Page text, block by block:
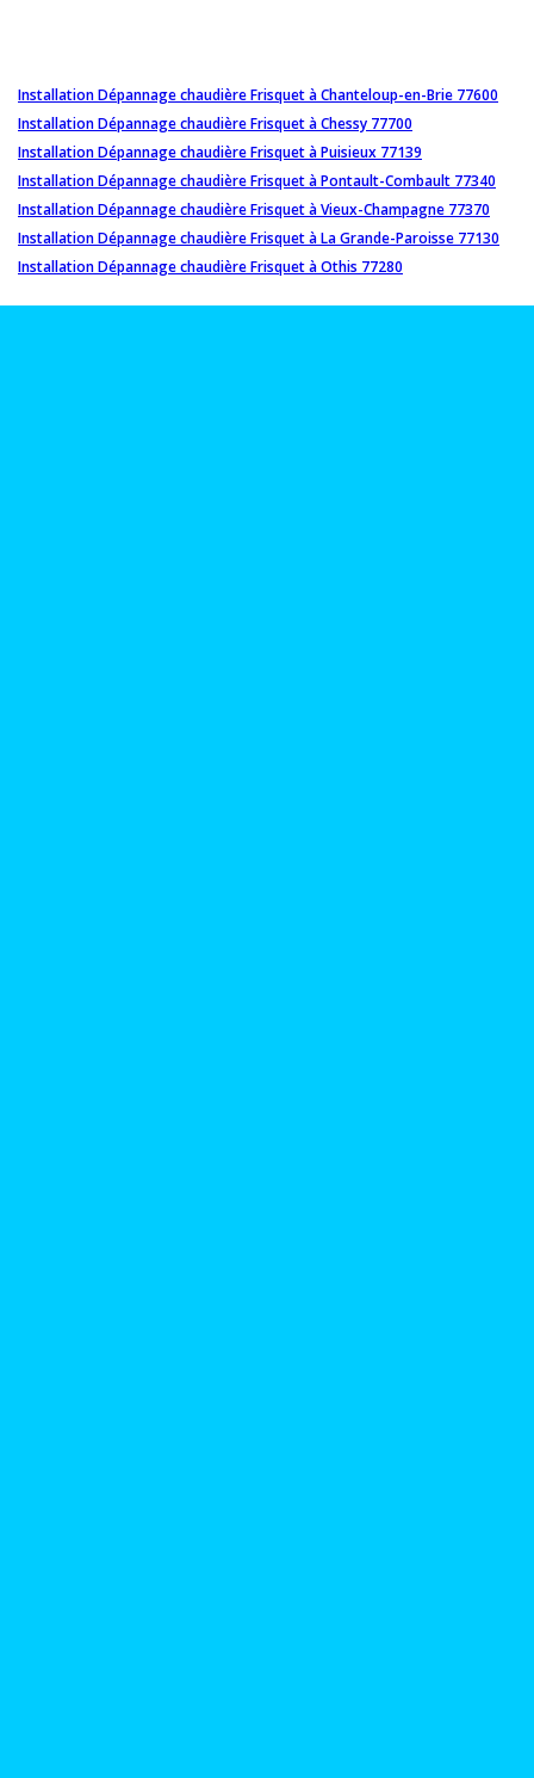
Installation Dépannage chaudière Frisquet à Chanteloup-en-Brie 77600
Installation Dépannage chaudière Frisquet à Chessy 77700
Installation Dépannage chaudière Frisquet à Puisieux 77139
Installation Dépannage chaudière Frisquet à Pontault-Combault 77340
Installation Dépannage chaudière Frisquet à Vieux-Champagne 77370
Installation Dépannage chaudière Frisquet à La Grande-Paroisse 77130
Installation Dépannage chaudière Frisquet à Othis 77280